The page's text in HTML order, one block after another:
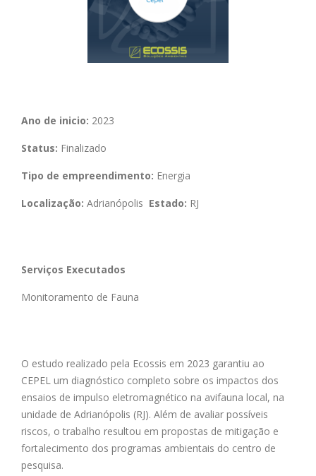
Ano de inicio: 2023
Status: Finalizado
Tipo de empreendimento: Energia
Localização: Adrianópolis Estado: RJ
Serviços Executados
Monitoramento de Fauna
O estudo realizado pela Ecossis em 2023 garantiu ao
CEPEL um diagnóstico completo sobre os impactos dos
ensaios de impulso eletromagnético na avifauna local, na
unidade de Adrianópolis (RJ). Além de avaliar possíveis
riscos, o trabalho resultou em propostas de mitigação e
fortalecimento dos programas ambientais do centro de
pesquisa.